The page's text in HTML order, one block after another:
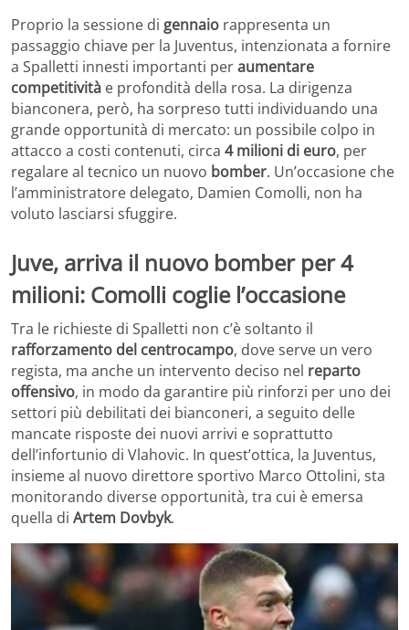
Proprio la sessione di gennaio rappresenta un
passaggio chiave per la Juventus, intenzionata a fornire
a Spalletti innesti importanti peraumentare
competitività e profondità della rosa. La dirigenza
bianconera, però, ha sorpreso tutti individuando una
grande opportunità di mercato: un possibile colpo in
attacco a costi contenuti, circa 4 milioni di euro, per
regalare al tecnico un nuovo bomber. Un’occasione che
l’amministratore delegato, Damien Comolli, non ha
voluto lasciarsi sfuggire.
Juve, arriva il nuovo bomber per 4
milioni: Comolli coglie l’occasione
Tra le richieste di Spalletti non c’è soltanto il
rafforzamento del centrocampo, dove serve un vero
regista, ma anche un intervento deciso nel reparto
offensivo, in modo da garantire più rinforzi per uno dei
settori più debilitati dei bianconeri, a seguito delle
mancate risposte dei nuovi arrivi e soprattutto
dell’infortunio di Vlahovic. In quest’ottica, la Juventus,
insieme al nuovo direttore sportivo Marco Ottolini, sta
monitorando diverse opportunità, tra cui è emersa
quella di Artem Dovbyk.